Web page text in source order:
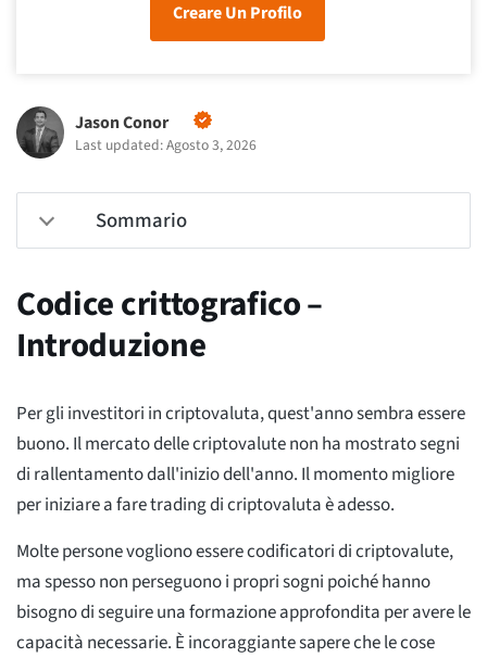
Creare Un Profilo
Jason Conor
Last updated: Agosto 3, 2026
Sommario
Codice crittografico –
Introduzione
Per gli investitori in criptovaluta, quest'anno sembra essere
buono. Il mercato delle criptovalute non ha mostrato segni
di rallentamento dall'inizio dell'anno. Il momento migliore
per iniziare a fare trading di criptovaluta è adesso.
Molte persone vogliono essere codificatori di criptovalute,
ma spesso non perseguono i propri sogni poiché hanno
bisogno di seguire una formazione approfondita per avere le
capacità necessarie. È incoraggiante sapere che le cose